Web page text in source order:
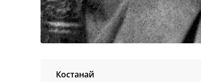
Костанай